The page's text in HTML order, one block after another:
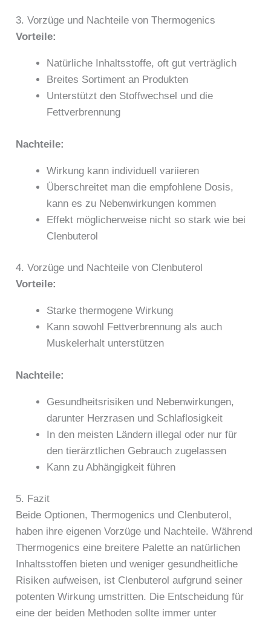
3. Vorzüge und Nachteile von Thermogenics
Vorteile:
Natürliche Inhaltsstoffe, oft gut verträglich
Breites Sortiment an Produkten
Unterstützt den Stoffwechsel und die
Fettverbrennung
Nachteile:
Wirkung kann individuell variieren
Überschreitet man die empfohlene Dosis,
kann es zu Nebenwirkungen kommen
Effekt möglicherweise nicht so stark wie bei
Clenbuterol
4. Vorzüge und Nachteile von Clenbuterol
Vorteile:
Starke thermogene Wirkung
Kann sowohl Fettverbrennung als auch
Muskelerhalt unterstützen
Nachteile:
Gesundheitsrisiken und Nebenwirkungen,
darunter Herzrasen und Schlaflosigkeit
In den meisten Ländern illegal oder nur für
den tierärztlichen Gebrauch zugelassen
Kann zu Abhängigkeit führen
5. Fazit
Beide Optionen, Thermogenics und Clenbuterol,
haben ihre eigenen Vorzüge und Nachteile. Während
Thermogenics eine breitere Palette an natürlichen
Inhaltsstoffen bieten und weniger gesundheitliche
Risiken aufweisen, ist Clenbuterol aufgrund seiner
potenten Wirkung umstritten. Die Entscheidung für
eine der beiden Methoden sollte immer unter